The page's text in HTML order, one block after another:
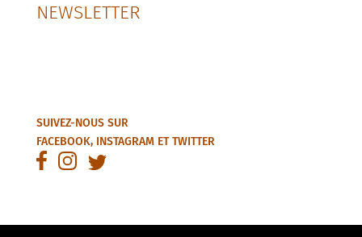
NEWSLETTER
SUIVEZ-NOUS SUR
FACEBOOK, INSTAGRAMETTWITTER